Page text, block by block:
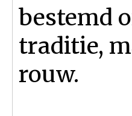
bestemd
traditie,
rouw.